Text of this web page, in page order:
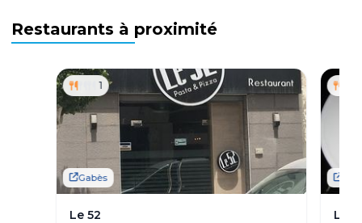
Restaurants à proximité
1
Gabès
Le 52 Le